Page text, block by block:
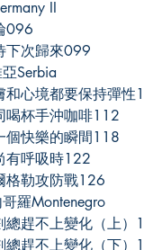
II
096
下次歸來099
亞Serbia
和心境都要保持彈性
喝杯手沖咖啡112
個快樂的瞬間118
有呼吸時122
格勒攻防戰126
哥羅Montenegro
總趕不上變化（上）
總趕不上變化（下）